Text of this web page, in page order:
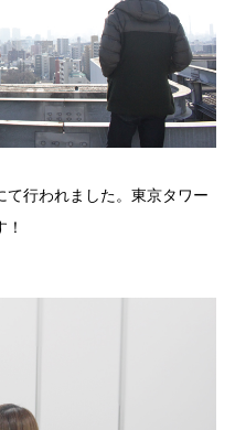
て行われました。東京タワー